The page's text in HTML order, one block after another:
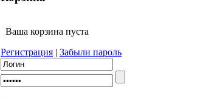
Ваша корзина пуста
Регистрация | Забыли пароль